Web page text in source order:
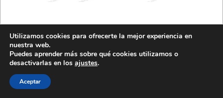
Disposiciones para las I.E. Educación Básica
Regular y Alternativa con asistencia
semipresencial
Utilizamos cookies para ofrecerte la mejor experiencia en
nuestra web.
Puedes aprender más sobre qué cookies utilizamos o
desactivarlas en los ajustes.
Aceptar